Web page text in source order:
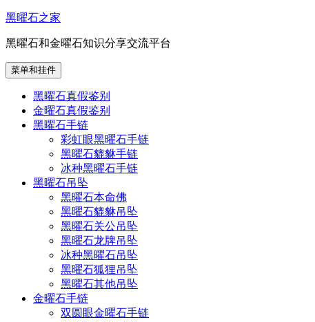
跳
内
容
黑曜石之家
黑曜石和金曜石知识分享交流平台
菜单和挂件
黑曜石真假鉴别
金曜石真假鉴别
黑曜石手链
彩虹眼黑曜石手链
黑曜石貔貅手链
冰种黑曜石手链
黑曜石吊坠
黑曜石本命佛
黑曜石貔貅吊坠
黑曜石关公吊坠
黑曜石龙牌吊坠
冰种黑曜石吊坠
黑曜石狐狸吊坠
黑曜石其他吊坠
金曜石手链
双圆眼金曜石手链